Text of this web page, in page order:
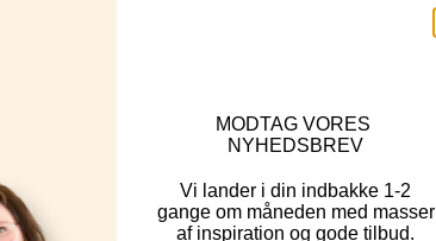
MODTAG VORES
NYHEDSBREV
Vi lander i din indbakke 1-2
gange om måneden med masser
af inspiration og gode tilbud.